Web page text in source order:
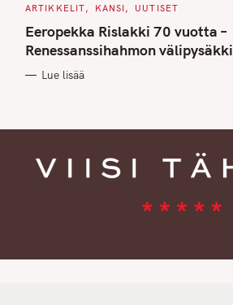
C
T
E
G
O
I
ARTIKKELIT KANSI UUTISET
Eeropekka Rislakki 70 vuotta –
Renessanssihahmon välipysäkki
Lue lisää